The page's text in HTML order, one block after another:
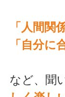
「人間関
「自分に
など、聞